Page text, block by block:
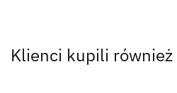
Klienci kupili również